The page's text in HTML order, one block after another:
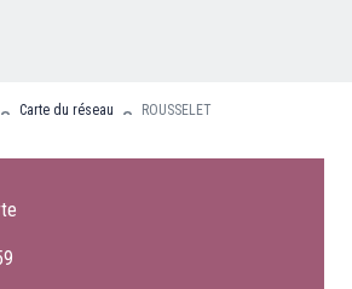
Nous rejoindre
Carte du réseau ROUSSELET